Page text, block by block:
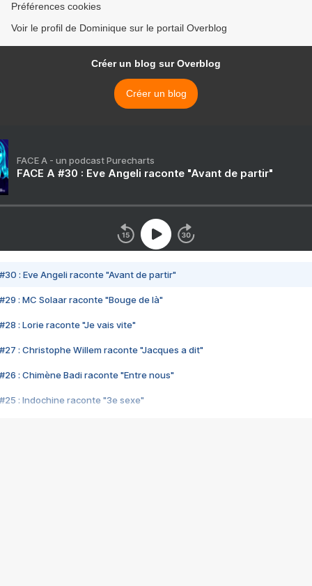
Préférences cookies
Voir le profil de Dominique sur le portail Overblog
Créer un blog sur Overblog
Créer un blog
FACE A - un podcast Purecharts
FACE A #30 : Eve Angeli raconte "Avant de partir"
#30 : Eve Angeli raconte "Avant de partir"
#29 : MC Solaar raconte "Bouge de là"
#28 : Lorie raconte "Je vais vite"
#27 : Christophe Willem raconte "Jacques a dit"
#26 : Chimène Badi raconte "Entre nous"
#25 : Indochine raconte "3e sexe"